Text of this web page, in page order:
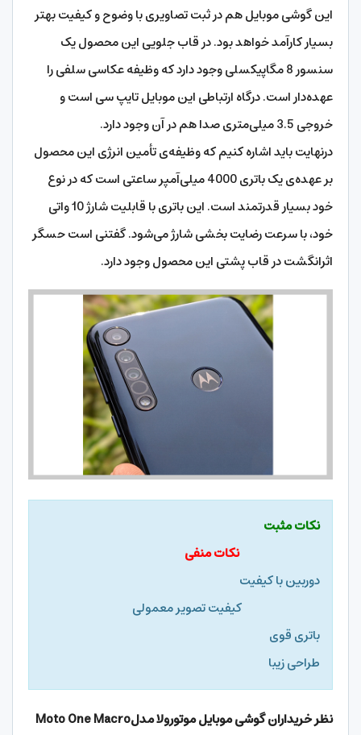
این گوشی موبایل هم در ثبت تصاویری با وضوح و کیفیت بهتر
بسیار کارآمد خواهد بود. در قاب جلویی این محصول یک
سنسور 8 مگاپیکسلی وجود دارد که وظیفه عکاسی سلفی را
عهده‌دار است. درگاه ارتباطی این موبایل تایپ سی است و
خروجی 3.5 میلی‌متری صدا هم در آن وجود دارد.
درنهایت باید اشاره کنیم که وظیفه‌ی تأمین انرژی این محصول
بر عهده‌ی یک باتری 4000 میلی‌آمپر ساعتی است که در نوع
خود بسیار قدرتمند است. این باتری با قابلیت شارژ 10 واتی
خود، با سرعت رضایت بخشی شارژ می‌شود. گفتنی است حسگر
اثرانگشت در قاب پشتی این محصول وجود دارد.
نکات مثبت
نکات منفی
دوربین با کیفیت
کیفیت تصویر معمولی
باتری قوی
طراحی زیبا
نظر خریداران گوشی موبایل موتورولا مدلMoto One Macro